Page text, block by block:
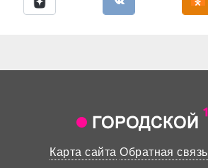
Карта сайта Обратная связь